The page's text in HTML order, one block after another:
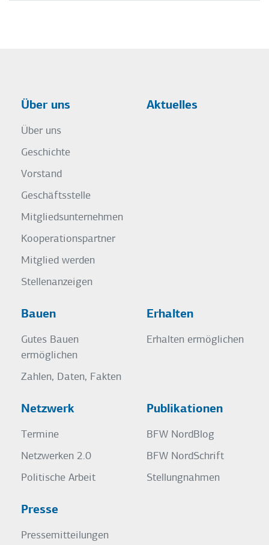
Über uns
Über uns
Geschichte
Vorstand
Geschäftsstelle
Mitgliedsunternehmen
Kooperationspartner
Mitglied werden
Stellenanzeigen
Aktuelles
Bauen
Gutes Bauen
ermöglichen
Zahlen, Daten, Fakten
Erhalten
Erhalten ermöglichen
Netzwerk
Termine
Netzwerken 2.0
Politische Arbeit
Publikationen
BFW NordBlog
BFW NordSchrift
Stellungnahmen
Presse
Pressemitteilungen